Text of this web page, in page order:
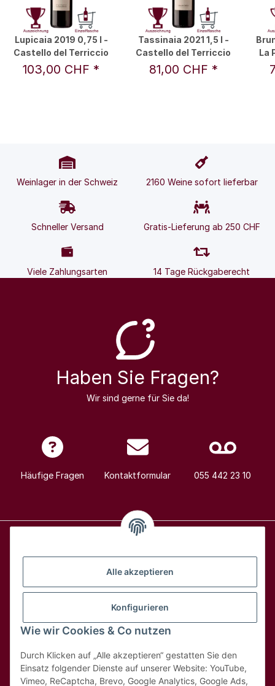
Alle akzeptieren
Konfigurieren
Wie wir Cookies & Co nutzen
Durch Klicken auf „Alle akzeptieren“ gestatten Sie den
Einsatz folgender Dienste auf unserer Website: YouTube,
Vimeo, ReCaptcha, Brevo, Google Analytics, Google Ads,
Lupicaia 2019 0,75 l -
Castello del Terriccio
103,00 CHF *
Tassinaia 2021 1,5 l -
Castello del Terriccio
81,00 CHF *
La
Weinlager in der Schweiz 2160 Weine sofort lieferbar
Schneller Versand Gratis-Lieferung ab 250 CHF
Viele Zahlungsarten 14 Tage Rückgaberecht
Haben Sie Fragen?
Wir sind gerne für Sie da!
Häufige Fragen Kontaktformular 055 442 23 10
Hilfe & Kontakt
Rechtliches